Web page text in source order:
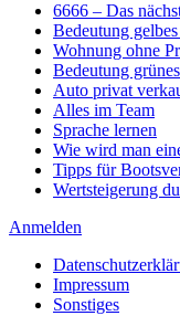
6666 – Das
Bedeutung
Wohnung ohne
Bedeutung
Auto privat
Alles im Team
Sprache lernen
Wie wird man
Tipps für
Wertsteigerung
Anmelden
Impressum
Sonstiges